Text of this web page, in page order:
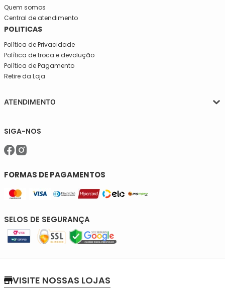
Quem somos
Central de atendimento
POLITICAS
Política de Privacidade
Política de troca e devolução
Política de Pagamento
Retire da Loja
ATENDIMENTO
Sexta, das 08:30 às 16h30.
Telefone: (11)5627-7800
WhatsApp: (11)94238-1925
sac@meiassaojose.com.br
SIGA-NOS
FORMAS DE PAGAMENTOS
SELOS DE SEGURANÇA
VISITE NOSSAS LOJAS